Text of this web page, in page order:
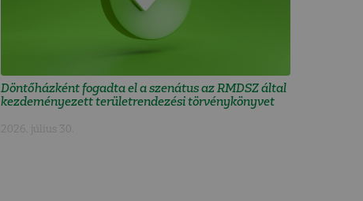
Döntőházként fogadta el a szenátus az RMDSZ által
kezdeményezett területrendezési törvénykönyvet
2026. július 30.